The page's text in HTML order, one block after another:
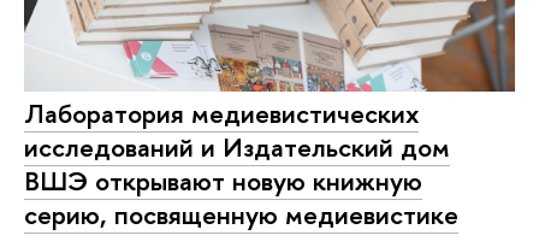
Лаборатория медиевистических
исследований и Издательский дом
ВШЭ открывают новую книжную
серию, посвященную медиевистике